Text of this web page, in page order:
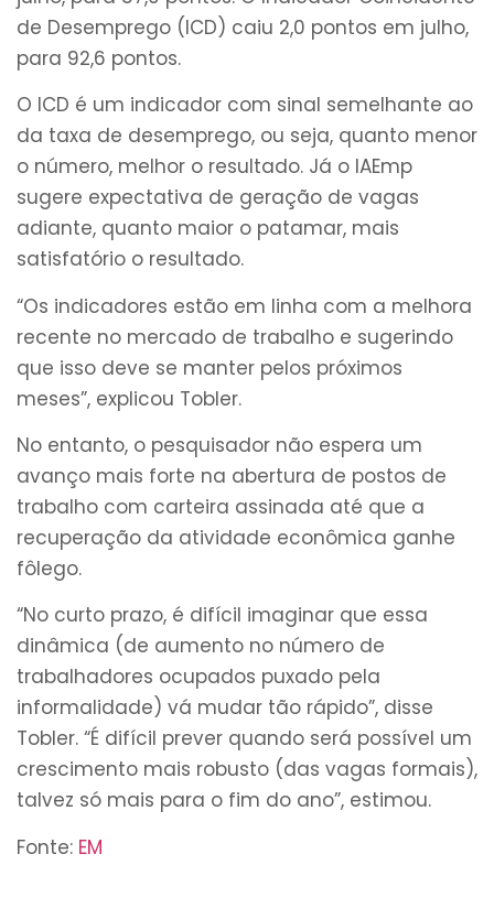
de Desemprego (ICD) caiu 2,0 pontos em julho,
para 92,6 pontos.
O ICD é um indicador com sinal semelhante ao
da taxa de desemprego, ou seja, quanto menor
o número, melhor o resultado. Já o IAEmp
sugere expectativa de geração de vagas
adiante, quanto maior o patamar, mais
satisfatório o resultado.
“Os indicadores estão em linha com a melhora
recente no mercado de trabalho e sugerindo
que isso deve se manter pelos próximos
meses”, explicou Tobler.
No entanto, o pesquisador não espera um
avanço mais forte na abertura de postos de
trabalho com carteira assinada até que a
recuperação da atividade econômica ganhe
fôlego.
“No curto prazo, é difícil imaginar que essa
dinâmica (de aumento no número de
trabalhadores ocupados puxado pela
informalidade) vá mudar tão rápido”, disse
Tobler. “É difícil prever quando será possível um
crescimento mais robusto (das vagas formais),
talvez só mais para o fim do ano”, estimou.
Fonte: EM